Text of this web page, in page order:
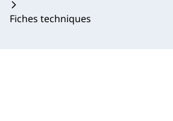
Fiches techniques